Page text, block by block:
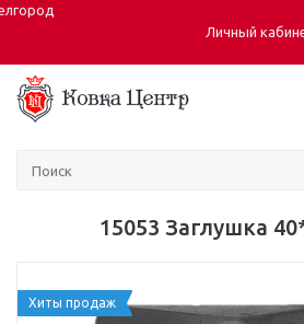
Город:
Личный
15053 Заглушка
Хиты продаж